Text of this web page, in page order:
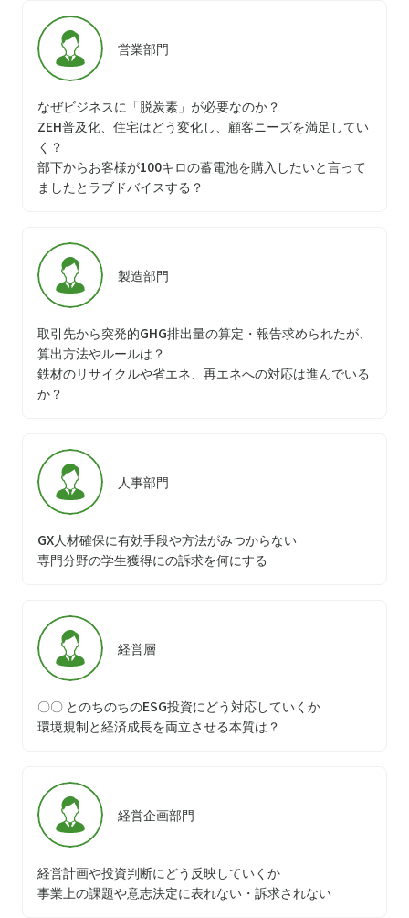
営業部門
なぜビジネスに「脱炭素」が必要なのか？
ZEH普及化、住宅はどう変化し、顧客ニーズを満足してい
く？
部下からお客様が100キロの蓄電池を購入したいと言って
ましたとラブドバイスする？
製造部門
取引先から突発的GHG排出量の算定・報告求められたが、
算出方法やルールは？
鉄材のリサイクルや省エネ、再エネへの対応は進んでいる
か？
人事部門
GX人材確保に有効手段や方法がみつからない
専門分野の学生獲得にの訴求を何にする
経営層
〇〇 とのちのちのESG投資にどう対応していくか
環境規制と経済成長を両立させる本質は？
経営企画部門
経営計画や投資判断にどう反映していくか
事業上の課題や意志決定に表れない・訴求されない